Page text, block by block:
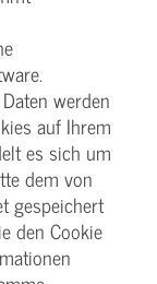
werden
auf Ihrem
es sich um
dem von
gespeichert
den Cookie